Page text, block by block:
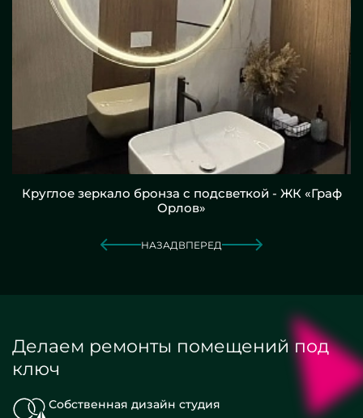
Круглое зеркало бронза с подсветкой - ЖК «Граф
Орлов»
НАЗАД ВПЕРЕД
Делаем ремонты помещений под
ключ
Собственная дизайн студия